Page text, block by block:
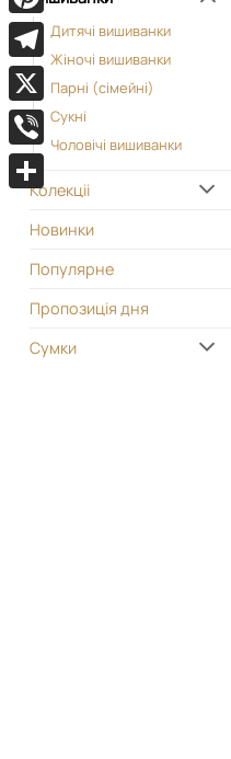
Дитячі вишиванки
Жіночі вишиванки
Парні (сімейні)
Сукні
Чоловічі вишиванки
Колекціі
Новинки
Популярне
Пропозиція дня
Сумки
Pinterest
Telegram
X
Viber
Поділитися